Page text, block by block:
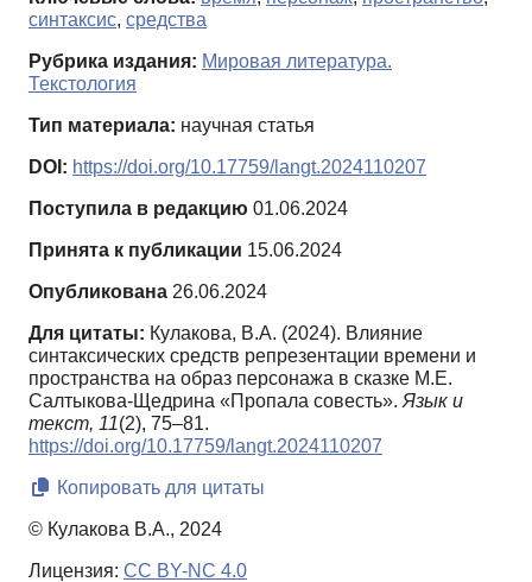
синтаксис, средства
Рубрика издания: Мировая литература.
Текстология
Тип материала: научная статья
DOI: https://doi.org/10.17759/langt.2024110207
Поступила в редакцию 01.06.2024
Принята к публикации 15.06.2024
Опубликована 26.06.2024
Для цитаты: Кулакова, В.А. (2024). Влияние
синтаксических средств репрезентации времени и
пространства на образ персонажа в сказке М.Е.
Салтыкова-Щедрина «Пропала совесть». Язык и
текст, 11(2), 75–81.
https://doi.org/10.17759/langt.2024110207
Копировать для цитаты
© Кулакова В.А., 2024
Лицензия: CC BY-NC 4.0